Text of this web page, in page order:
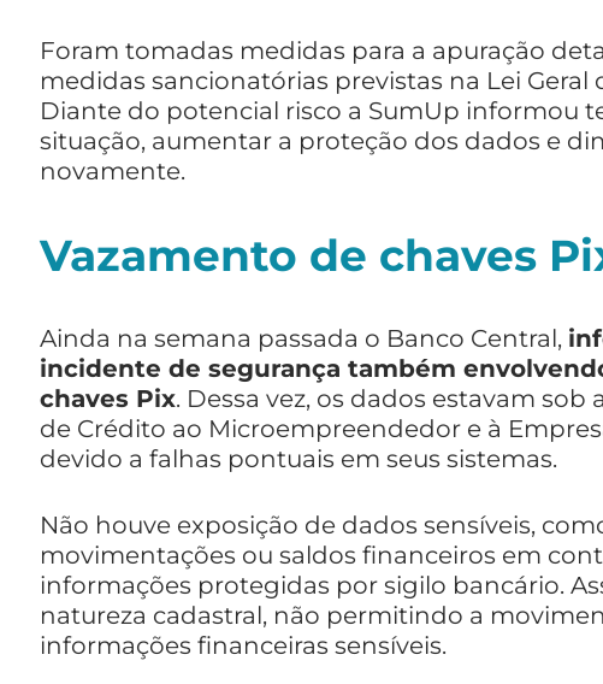
Foram tomadas medidas para a apuração
medidas sancionatórias previstas na Lei Geral
Diante do potencial risco a SumUp informou
situação, aumentar a proteção dos dados e
novamente.
Vazamento de chaves
Ainda na semana passada o Banco Central,
incidente de segurança também
chaves Pix. Dessa vez, os dados estavam
de Crédito ao Microempreendedor e à
devido a falhas pontuais em seus sistemas.
Não houve exposição de dados sensíveis,
movimentações ou saldos financeiros em
informações protegidas por sigilo bancário.
natureza cadastral, não permitindo a
informações financeiras sensíveis.